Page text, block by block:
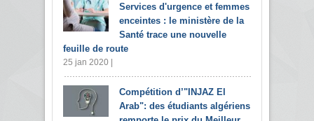
Services d'urgence et femmes
enceintes : le ministère de la
Santé trace une nouvelle
feuille de route
25 jan 2020 |
Compétition d’"INJAZ El
Arab": des étudiants algériens